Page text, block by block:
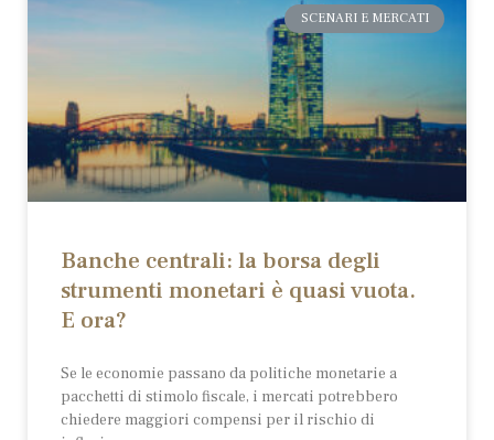
SCENARI E MERCATI
Banche centrali: la borsa degli
strumenti monetari è quasi vuota.
E ora?
Se le economie passano da politiche monetarie a
pacchetti di stimolo fiscale, i mercati potrebbero
chiedere maggiori compensi per il rischio di